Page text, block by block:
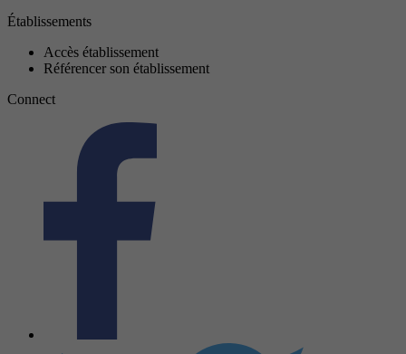
Établissements
Accès établissement
Référencer son établissement
Connect